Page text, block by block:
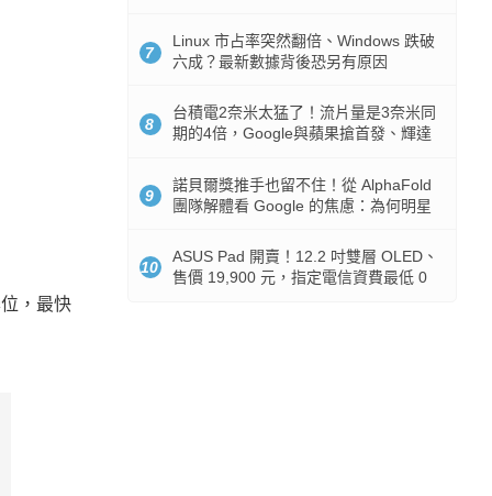
，最快
7
Linux 市占率突然翻倍、Windows 跌破
六成？最新數據背後恐另有原因
8
台積電2奈米太猛了！流片量是3奈米同
期的4倍，Google與蘋果搶首發、輝達
9
諾貝爾獎推手也留不住！從 AlphaFold
團隊解體看 Google 的焦慮：為何明星
10
ASUS Pad 開賣！12.2 吋雙層 OLED、
售價 19,900 元，指定電信資費最低 0